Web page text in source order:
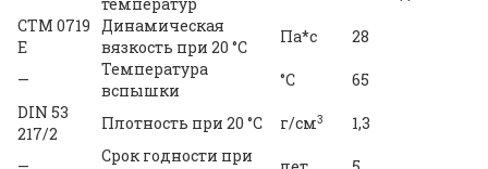
CTM 0719
E
Динамическая
вязкость при 20 °С
Па*с 28
—
Температура
вспышки
°C
65
DIN 53
217/2
Плотность при 20 °С г/см3 1,3
Срок годности при